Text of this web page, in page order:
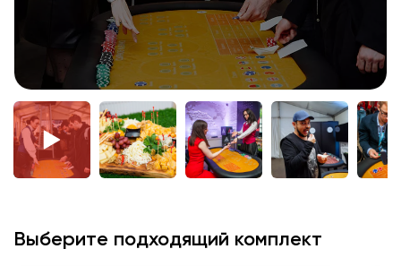
Выберите подходящий комплект